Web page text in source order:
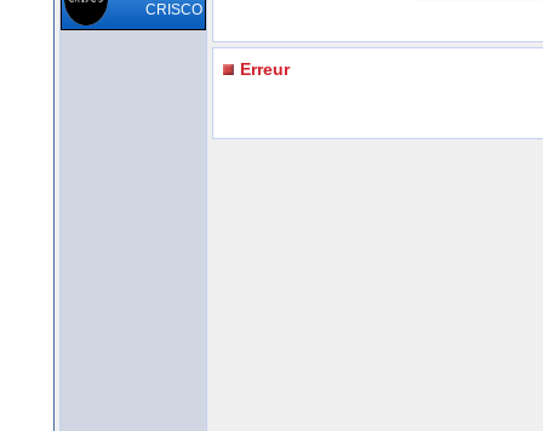
CRISCO
Erreur